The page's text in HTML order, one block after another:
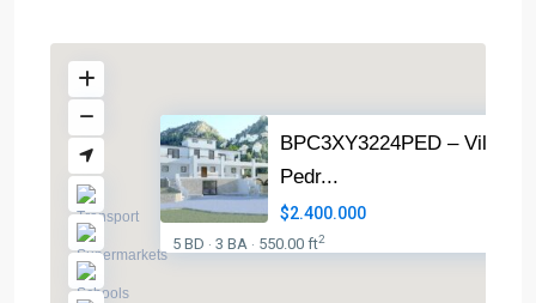
BPC3XY3224PED – Villa in
Pedr...
$2.400.000
5 BD · 3 BA · 550.00 ft2